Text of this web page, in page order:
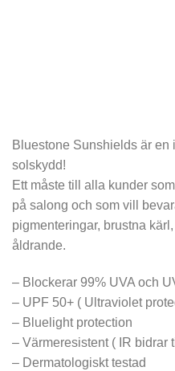
Bluestone Sunshields är
solskydd!
Ett måste till alla kunder
på salong och som vill
pigmenteringar, brustna
åldrande.
– Blockerar 99% UVA och
– UPF 50+ ( Ultraviolet
– Bluelight protection
– Värmeresistent ( IR bidrar
– Dermatologiskt testad